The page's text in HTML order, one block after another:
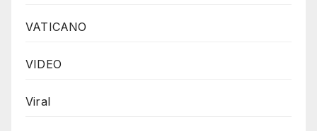
VATICANO
VIDEO
Viral